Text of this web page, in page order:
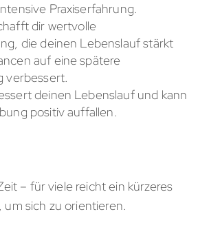
Praxiserfahrung.
dir wertvolle
die deinen Lebenslauf stärkt
auf eine spätere
verbessert.
deinen Lebenslauf und kann
positiv auffallen.
– für viele reicht ein kürzeres
um sich zu orientieren.